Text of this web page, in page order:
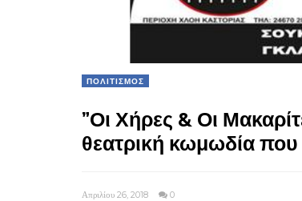
ΠΟΛΙΤΙΣΜΟΣ
”Οι Χήρες & Οι
θεατρική κωμωδία που
Απριλίου 26, 2018 0